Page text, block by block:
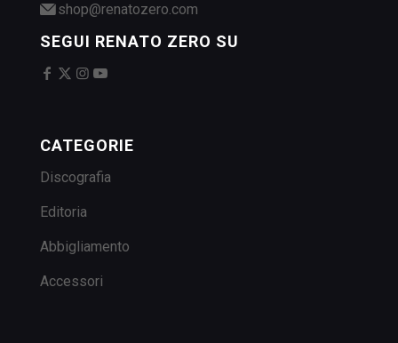
shop@renatozero.com
SEGUI RENATO ZERO SU
CATEGORIE
Discografia
Editoria
Abbigliamento
Accessori